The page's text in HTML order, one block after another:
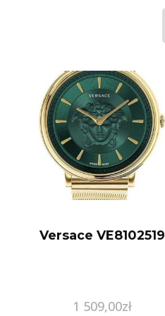
Versace VE8102519
1 509,00zł